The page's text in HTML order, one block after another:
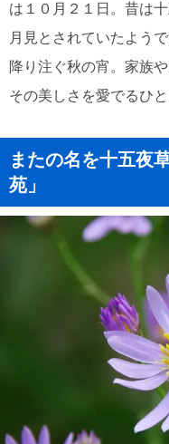
は１０月２１日。昔は
月見とされていたよう
降り注ぐ秋の宵。家族
その美しさを愛でるひ
またの名を十五夜
苑」